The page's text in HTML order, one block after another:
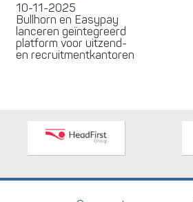
10-11-2025
Bullhorn en Easypay
lanceren geïntegreerd
platform voor uitzend-
en recruitmentkantoren